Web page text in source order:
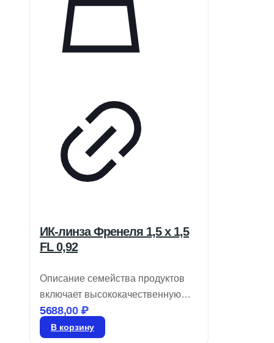
ИК-линза Френеля 1,5 x 1,5
FL 0,92
Описание семейства продуктов
включает высококачественную
оптику для инфракрасных
детекторов, обеспечивающую
5688,00₽
В корзину